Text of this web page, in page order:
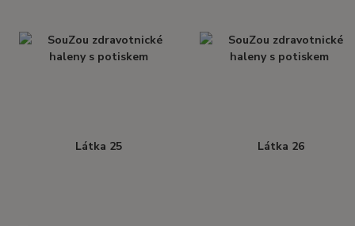
Látka 25 Látka 26